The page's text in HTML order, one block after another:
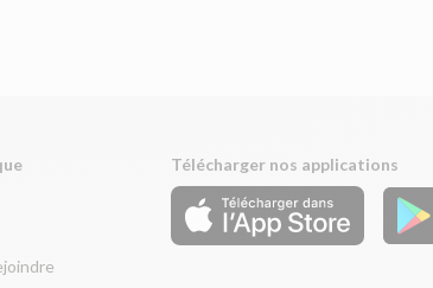
Télécharger nos applications